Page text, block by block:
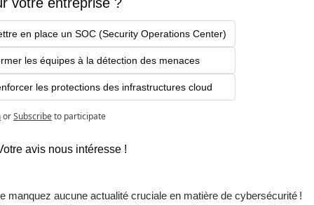
en place un SOC (Security Operations Center)
les équipes à la détection des menaces
les protections des infrastructures cloud
orSubscribeto participate
avis nous intéresse !
manquez aucune actualité cruciale en matière de cybersécurité !